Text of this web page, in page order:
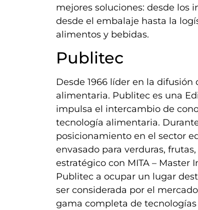
mejores soluciones: desde los
desde el embalaje hasta la
alimentos y bebidas.
Publitec
Desde 1966 líder en la
alimentaria. Publitec es una
impulsa el intercambio de
tecnología alimentaria.
posicionamiento en el sector
envasado para verduras,
estratégico con MITA – Master
Publitec a ocupar un lugar
ser considerada por el
gama completa de